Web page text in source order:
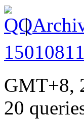
|
GMT+8,
20